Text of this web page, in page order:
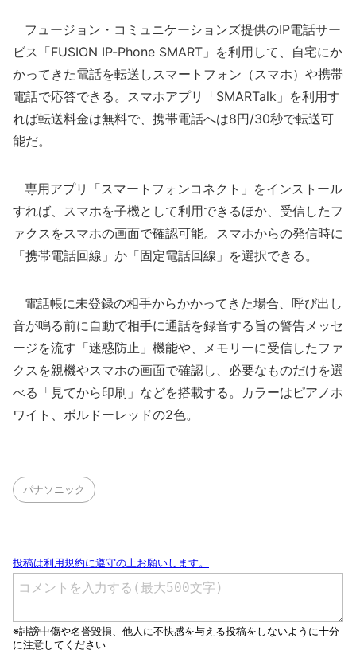
フュージョン・コミュニケーションズ提供のIP電話サー
ビス「FUSION IP-Phone SMART」を利用して、自宅にか
かってきた電話を転送しスマートフォン（スマホ）や携帯
電話で応答できる。スマホアプリ「SMARTalk」を利用す
れば転送料金は無料で、携帯電話へは8円/30秒で転送可
能だ。
専用アプリ「スマートフォンコネクト」をインストール
すれば、スマホを子機として利用できるほか、受信したフ
ァクスをスマホの画面で確認可能。スマホからの発信時に
「携帯電話回線」か「固定電話回線」を選択できる。
電話帳に未登録の相手からかかってきた場合、呼び出し
音が鳴る前に自動で相手に通話を録音する旨の警告メッセ
ージを流す「迷惑防止」機能や、メモリーに受信したファ
クスを親機やスマホの画面で確認し、必要なものだけを選
べる「見てから印刷」などを搭載する。カラーはピアノホ
ワイト、ボルドーレッドの2色。
パナソニック